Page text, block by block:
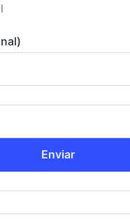
Enviar